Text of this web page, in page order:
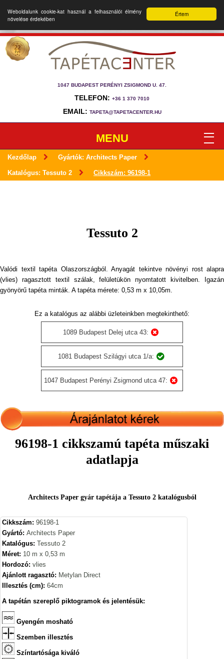
Értem
Weboldalunk cookie-kat használ a felhasználói élmény
növelése érdekében
1047 BUDAPEST PERÉNYI ZSIGMOND U. 47.
TELEFON: +36 1 370 7010
EMAIL: TAPETA@TAPETACENTER.HU
MENU
Kezdőlap Gyártók: Architects Paper
Katalógus: Tessuto 2 Cikkszám: 96198-1
Tessuto 2
Valódi textil tapéta Olaszországból. Anyagát tekintve növényi rost alapra
(vlies) ragasztott textil szálak, felületükön nyomtatott kivitelben. Igazán
gyönyörű tapéta minták. A tapéta mérete: 0,53 m x 10,05m.
Ez a katalógus az alábbi üzleteinkben megtekinthető:
1089 Budapest Delej utca 43:
1081 Budapest Szilágyi utca 1/a:
1047 Budapest Perényi Zsigmond utca 47:
96198-1 cikkszamú tapéta műszaki
adatlapja
Architects Paper gyár tapétája a Tessuto 2 katalógusból
Cikkszám: 96198-1
Gyártó: Architects Paper
Katalógus: Tessuto 2
Méret: 10 m x 0,53 m
Hordozó: vlies
Ajánlott ragasztó: Metylan Direct
Illesztés (cm): 64cm
A tapétán szereplő piktogramok és jelentésük:
Gyengén mosható
Szemben illesztés
Színtartósága kiváló